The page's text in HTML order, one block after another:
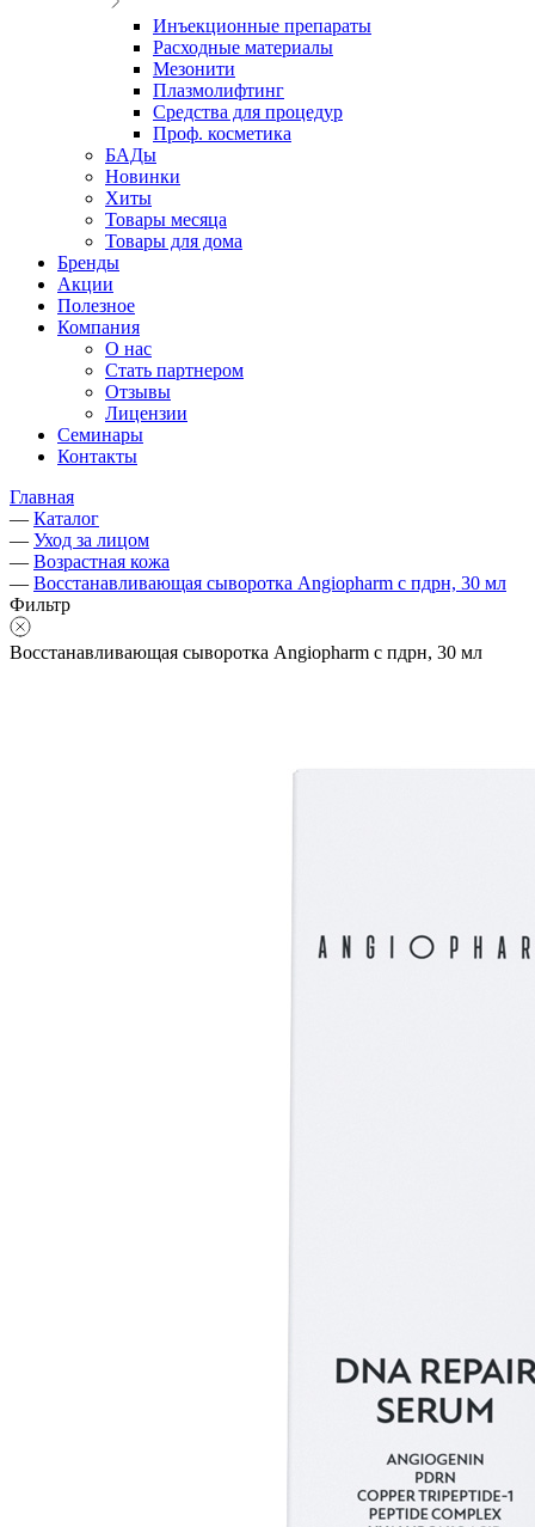
Инъекционные препараты
Расходные материалы
Мезонити
Плазмолифтинг
Средства для процедур
Проф. косметика
БАДы
Новинки
Хиты
Товары месяца
Товары для дома
Бренды
Акции
Полезное
Компания
О нас
Стать партнером
Отзывы
Лицензии
Семинары
Контакты
Главная
— Каталог
— Уход за лицом
— Возрастная кожа
— Восстанавливающая сыворотка Angiopharm с пдрн, 30 мл
Фильтр
Восстанавливающая сыворотка Angiopharm с пдрн, 30 мл